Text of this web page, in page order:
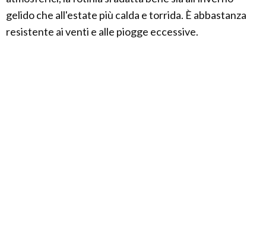
gelido che all'estate più calda e torrida. È abbastanza
resistente ai venti e alle piogge eccessive.